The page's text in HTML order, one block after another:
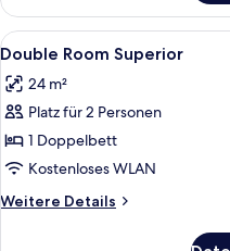
Twin
Room
Alle
Fotos
für
Double
Room
Superior
anzeigen
6
Double Room Superior
24 m²
Platz für 2 Personen
1 Doppelbett
Kostenloses WLAN
Weitere Details
Weitere